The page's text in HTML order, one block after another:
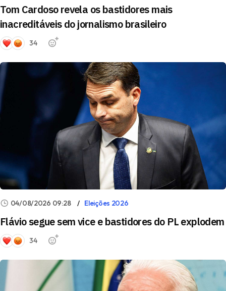
Tom Cardoso revela os bastidores mais
inacreditáveis do jornalismo brasileiro
34
04/08/2026 09:28 Eleições 2026
Flávio segue sem vice e bastidores do PL explodem
34